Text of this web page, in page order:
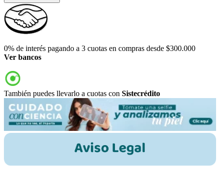
0% de interés pagando a 3 cuotas en compras desde $300.000
Ver bancos
También puedes llevarlo a cuotas con Sistecrédito